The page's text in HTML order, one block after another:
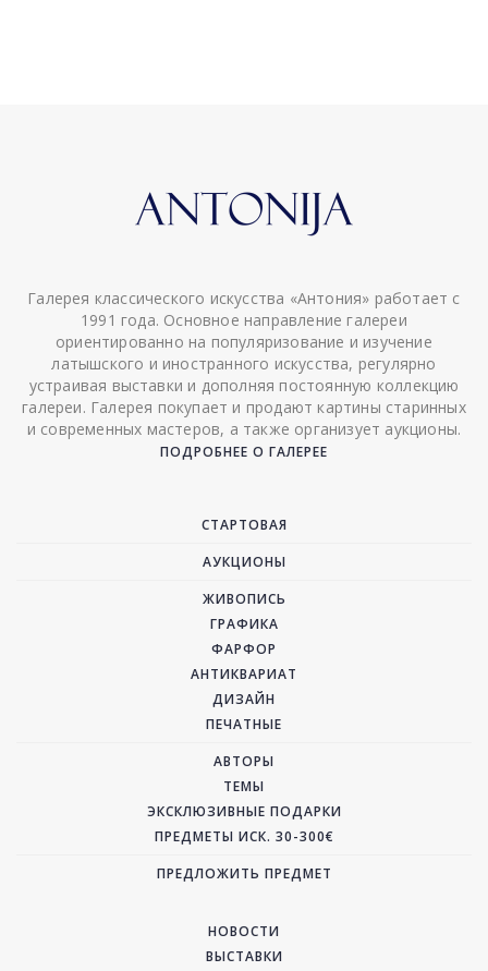
Галерея классического искусства «Антония» работает с
1991 года. Основное направление галереи
ориентированно на популяризование и изучение
латышского и иностранного искусства, регулярно
устраивая выставки и дополняя постоянную коллекцию
галереи. Галерея покупает и продают картины старинных
и современных мастеров, а также организует аукционы.
ПОДРОБНЕЕ О ГАЛЕРЕЕ
СТАРТОВАЯ
АУКЦИОНЫ
ЖИВОПИСЬ
ГРАФИКА
ФАРФОР
АНТИКВАРИАТ
ДИЗАЙН
ПЕЧАТНЫЕ
АВТОРЫ
ТЕМЫ
ЭКСКЛЮЗИВНЫЕ ПОДАРКИ
ПРЕДМЕТЫ ИСК. 30-300€
ПРЕДЛОЖИТЬ ПРЕДМЕТ
НОВОСТИ
ВЫСТАВКИ